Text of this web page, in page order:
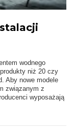
wodnego
niż 20 czy
Aby nowe modele
związanym z
wyposażają